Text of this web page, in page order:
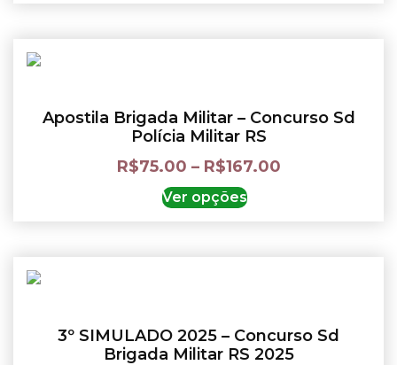
Apostila Brigada Militar – Concurso Sd
Polícia Militar RS
R$75.00 – R$167.00
Ver opções
3º SIMULADO 2025 – Concurso Sd
Brigada Militar RS 2025